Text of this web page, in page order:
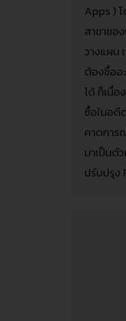
Apps )
สาขาขอ
วางแผน
ต้องซื้ออ
ได้ ก็เนื่อ
ซื้อในอดี
คาดการ
มาเป็นตั
ปรับปรุง